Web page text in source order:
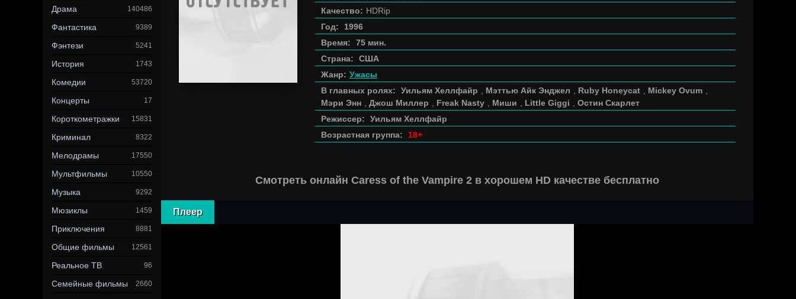
Драма 140486
Фантастика 9389
Фэнтези 5241
История 1743
Комедии 53720
Концерты 17
Короткометражки 15831
Криминал 8322
Мелодрамы 17550
Мультфильмы 10550
Музыка 9292
Мюзиклы 1459
Приключения 8881
Общие фильмы 12561
Реальное ТВ 96
Семейные фильмы 2660
Качество: HDRip
Год:
1996
Время:
75 мин.
Страна:
США
Жанр: Ужасы
В главных ролях:
Уильям Хеллфайр Мэттью Айк Энджел Ruby Honeycat Mickey Ovum
Мэри Энн
Джош Миллер Freak Nasty Миши Little Giggi
Остин Скарлет
Режиссер:
Уильям Хеллфайр
Возрастная группа:
18+
Смотреть онлайн Caress of the Vampire 2 в хорошем HD качестве бесплатно
Плеер